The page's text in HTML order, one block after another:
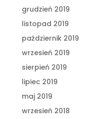
grudzień 2019
listopad 2019
październik 2019
wrzesień 2019
sierpień 2019
lipiec 2019
maj 2019
wrzesień 2018